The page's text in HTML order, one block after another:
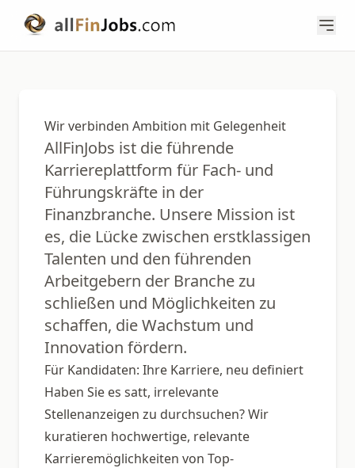
Wir verbinden Ambition mit Gelegenheit
AllFinJobs ist die führende
Karriereplattform für Fach- und
Führungskräfte in der
Finanzbranche. Unsere Mission ist
es, die Lücke zwischen erstklassigen
Talenten und den führenden
Arbeitgebern der Branche zu
schließen und Möglichkeiten zu
schaffen, die Wachstum und
Innovation fördern.
Für Kandidaten: Ihre Karriere, neu definiert
Haben Sie es satt, irrelevante
Stellenanzeigen zu durchsuchen? Wir
kuratieren hochwertige, relevante
Karrieremöglichkeiten von Top-